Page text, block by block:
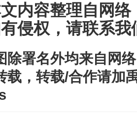
内容整理自网
侵权，请联系我
除署名外均来自网
载，转载/合作请加